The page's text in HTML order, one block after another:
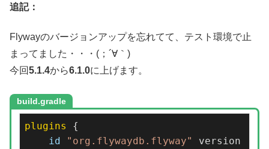
追記：
Flywayのバージョンアップを忘れてて、テスト環境で止
まってました・・・(；´∀｀)
今回5.1.4から6.1.0に上げます。
build.gradle
plugins {
id
"org.flywaydb.flyway"